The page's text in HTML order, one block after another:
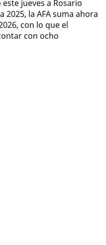
jueves a Rosario
2025, la AFA suma ahora
con lo que el
con ocho